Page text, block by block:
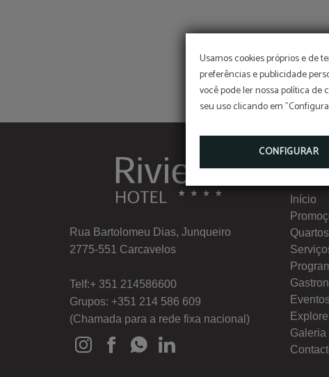
Usamos cookies próprios e de
preferências e publicidade
você pode ler nossa política de
seu uso clicando em
CONFIGURAR
Rua Bartolomeu Dias, Junqueiro
2775-551 Carcavelos
Telf:+ 351 214586600
Grupos: +351 214 586 609
(Chamada para a rede fixa nacional)
Menu
Início
Explore
Galeria